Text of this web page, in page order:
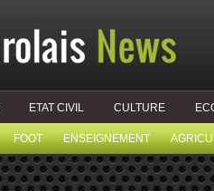
ETAT CIVIL CULTURE
FOOT ENSEIGNEMENT